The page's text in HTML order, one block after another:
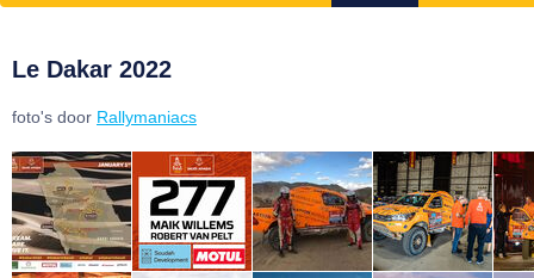
Le Dakar 2022
foto's door Rallymaniacs